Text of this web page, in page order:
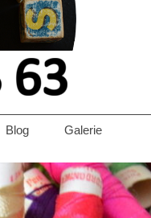
Blog Galerie